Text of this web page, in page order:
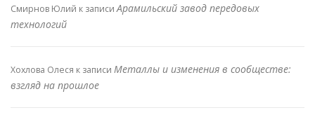
Смирнов Юлий к записиАрамильский завод передовых
технологий
Хохлова Олеся к записи Металлы и изменения в сообществе:
взгляд на прошлое